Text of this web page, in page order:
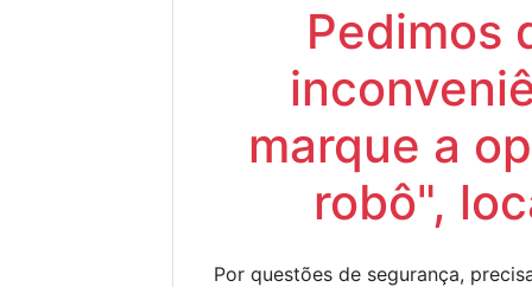
Pedimos
marque a
robô",
Por questões de segurança,